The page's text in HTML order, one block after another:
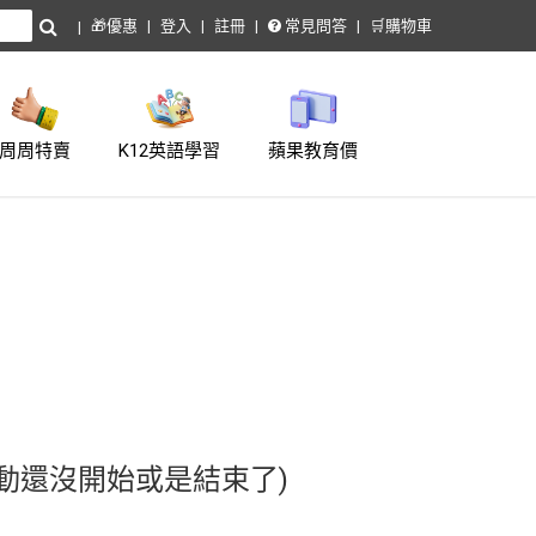
🎁優惠 登入 註冊 常見問答 🛒購物車
周周特賣 K12英語學習 蘋果教育價
還沒開始或是結束了)